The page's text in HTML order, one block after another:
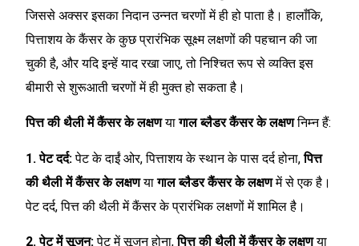
जिससे अक्सर इसका निदान उन्नत चरणों में ही हो पाता है। हालाँकि,
पित्ताशय के कैंसर के कुछ प्रारंभिक सूक्ष्म लक्षणों की पहचान की जा
चुकी है, और यदि इन्हें याद रखा जाए, तो निश्चित रूप से व्यक्ति इस
बीमारी से शुरूआती चरणों में ही मुक्त हो सकता है।
पित्त की थैली में कैंसर के लक्षणयागाल ब्लैडर कैंसर के लक्षणनिम्न हैं:
1. पेट दर्द:पेट के दाईं ओर, पित्ताशय के स्थान के पास दर्द होना,पित्त
की थैली में कैंसर के लक्षणयागाल ब्लैडर कैंसर के लक्षणमें से एक है।
पेट दर्द, पित्त की थैली में कैंसर के प्रारंभिक लक्षणों में शामिल है।
2. पेट में सूजन:पेट में सूजन होना,पित्त की थैली में कैंसर के लक्षणया